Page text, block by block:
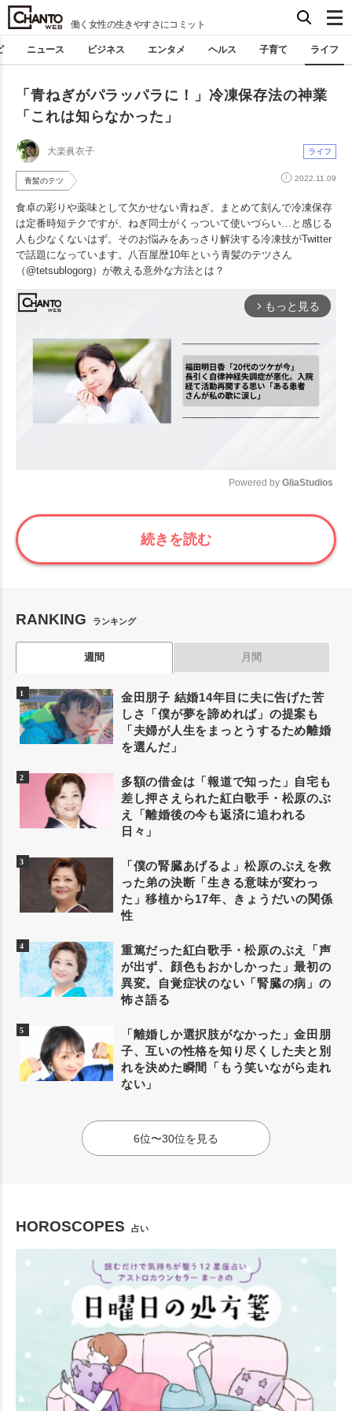
働く女性の生きやすさにコミット
ニュース ビジネス エンタメ ヘルス 子育て ライフ
「青ねぎがパラッパラに！」冷凍保存法の神業
「これは知らなかった」
大楽眞衣子 ライフ
青髪のテツ 2022.11.09
食卓の彩りや薬味として欠かせない青ねぎ。まとめて刻んで冷凍保存
は定番時短テクですが、ねぎ同士がくっついて使いづらい…と感じる
人も少なくないはず。そのお悩みをあっさり解決する冷凍技がTwitter
で話題になっています。八百屋歴10年という青髪のテツさん
（@tetsublogorg）が教える意外な方法とは？
arrow_forward_ios もっと見る
Mute
Powered by GliaStudios
続きを読む
RANKING ランキング
週間 月間
金田朋子 結婚14年目に夫に告げた苦
しさ「僕が夢を諦めれば」の提案も
「夫婦が人生をまっとうするため離婚
を選んだ」
多額の借金は「報道で知った」自宅も
差し押さえられた紅白歌手・松原のぶ
え「離婚後の今も返済に追われる
日々」
「僕の腎臓あげるよ」松原のぶえを救
った弟の決断「生きる意味が変わっ
た」移植から17年、きょうだいの関係
性
重篤だった紅白歌手・松原のぶえ「声
が出ず、顔色もおかしかった」最初の
異変。自覚症状のない「腎臓の病」の
怖さ語る
「離婚しか選択肢がなかった」金田朋
子、互いの性格を知り尽くした夫と別
れを決めた瞬間「もう笑いながら走れ
ない」
6位〜30位を見る
HOROSCOPES 占い